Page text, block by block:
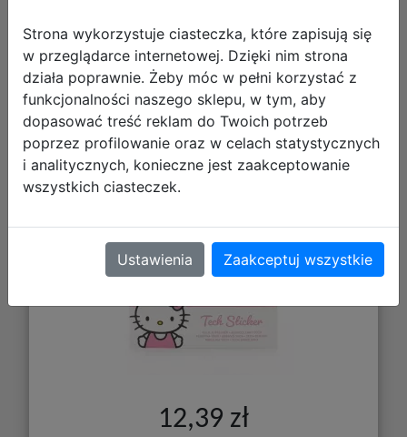
Zestaw Naklejek Hello Kitty 30 szt.
12,39 zł
Strona wykorzystuje ciasteczka, które zapisują się
w przeglądarce internetowej. Dzięki nim strona
działa poprawnie. Żeby móc w pełni korzystać z
funkcjonalności naszego sklepu, w tym, aby
dopasować treść reklam do Twoich potrzeb
poprzez profilowanie oraz w celach statystycznych
i analitycznych, konieczne jest zaakceptowanie
wszystkich ciasteczek.
Ustawienia Zaakceptuj wszystkie